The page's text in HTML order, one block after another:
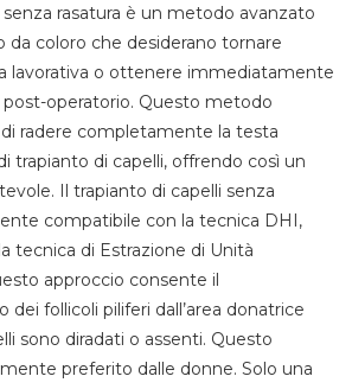
rasatura è un metodo avanzato
coloro che desiderano tornare
lavorativa o ottenere immediatamente
operatorio. Questo metodo
radere completamente la testa
trapianto di capelli, offrendo così un
Il trapianto di capelli senza
compatibile con la tecnica DHI,
tecnica di Estrazione di Unità
approccio consente il
follicoli piliferi dall’area donatrice
sono diradati o assenti. Questo
preferito dalle donne. Solo una